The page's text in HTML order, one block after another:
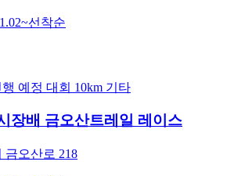
선착순
행 예정 대회 10km 기타
장배 금오산트레일 레이스
금오산로 218